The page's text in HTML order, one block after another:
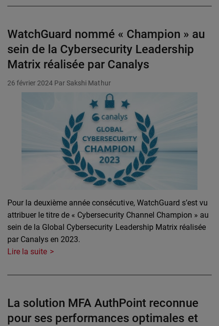
WatchGuard nommé « Champion » au
sein de la Cybersecurity Leadership
Matrix réalisée par Canalys
26 février 2024 Par Sakshi Mathur
Pour la deuxième année consécutive, WatchGuard s’est vu
attribuer le titre de « Cybersecurity Channel Champion » au
sein de la Global Cybersecurity Leadership Matrix réalisée
par Canalys en 2023.
Lire la suite
La solution MFA AuthPoint reconnue
pour ses performances optimales et